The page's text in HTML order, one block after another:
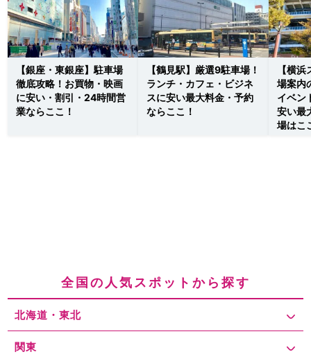
【銀座・東銀座】駐車場
徹底攻略！お買物・映画
に安い・割引・24時間営
業ならここ！
【鶴見駅】厳選9駐車場！
ランチ・カフェ・ビジネ
スに安い最大料金・予約
ならここ！
【横
場案内
イベン
安い最
場はこ
全国の人気スポットから探す
北海道・東北
関東